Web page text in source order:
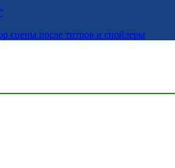
сцены после титров и спойлеры